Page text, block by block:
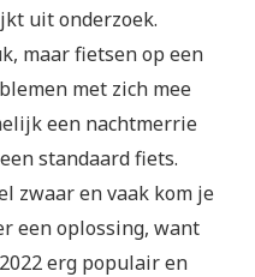
uit onderzoek.
maar fietsen op een
met zich mee
een nachtmerrie
standaard fiets.
zwaar en vaak kom je
een oplossing, want
erg populair en